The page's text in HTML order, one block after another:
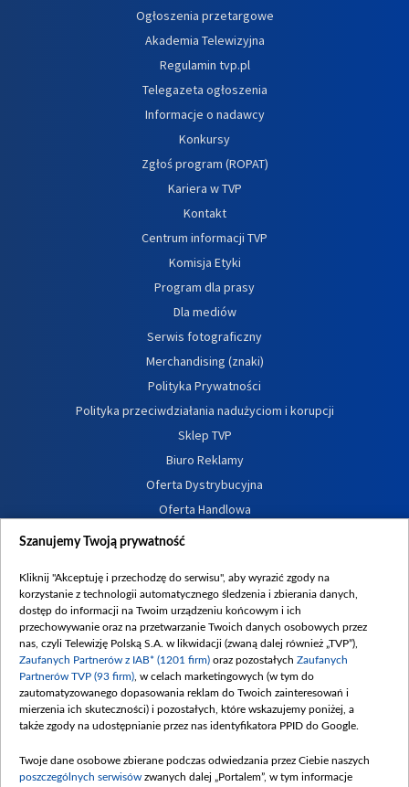
Ogłoszenia przetargowe
Akademia Telewizyjna
Regulamin tvp.pl
Telegazeta ogłoszenia
Informacje o nadawcy
Konkursy
Zgłoś program (ROPAT)
Kariera w TVP
Kontakt
Centrum informacji TVP
Komisja Etyki
Program dla prasy
Dla mediów
Serwis fotograficzny
Merchandising (znaki)
Polityka Prywatności
Polityka przeciwdziałania nadużyciom i korupcji
Sklep TVP
Biuro Reklamy
Oferta Dystrybucyjna
Oferta Handlowa
Dostępność
Procedura zgłoszeń wewnętrznych
Szanujemy Twoją prywatność
Kliknij "Akceptuję i przechodzę do serwisu", aby wyrazić zgody na
korzystanie z technologii automatycznego śledzenia i zbierania danych,
dostęp do informacji na Twoim urządzeniu końcowym i ich
przechowywanie oraz na przetwarzanie Twoich danych osobowych przez
nas, czyli Telewizję Polską S.A. w likwidacji (zwaną dalej również „TVP”),
Zaufanych Partnerów z IAB* (1201 firm) oraz pozostałych Zaufanych
Partnerów TVP (93 firm) , w celach marketingowych (w tym do
zautomatyzowanego dopasowania reklam do Twoich zainteresowań i
mierzenia ich skuteczności) i pozostałych, które wskazujemy poniżej, a
także zgody na udostępnianie przez nas identyfikatora PPID do Google.
Twoje dane osobowe zbierane podczas odwiedzania przez Ciebie naszych
poszczególnych serwisów zwanych dalej „Portalem”, w tym informacje